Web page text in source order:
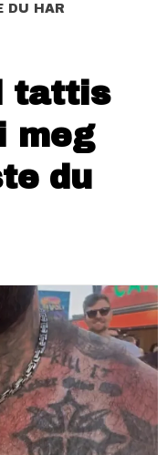
DU HAR
tattis
meg
du